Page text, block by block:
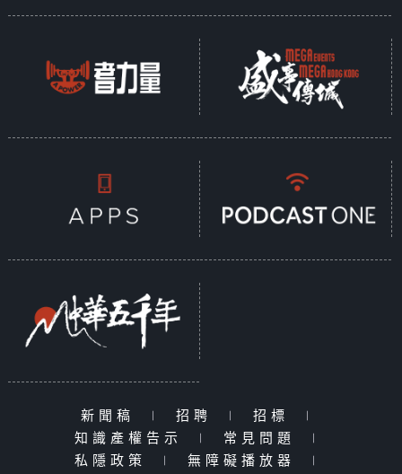
新聞稿 | 招聘 | 招標
|
知識產權告示
| 常見問題
|
私隱政策
| 無障礙播放器 |